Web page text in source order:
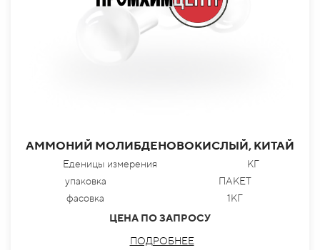
АММОНИЙ МОЛИБДЕНОВОКИСЛЫЙ, КИТАЙ
Еденицы измерения
КГ
упаковка
ПАКЕТ
фасовка
1КГ
ЦЕНА ПО ЗАПРОСУ
ПОДРОБНЕЕ